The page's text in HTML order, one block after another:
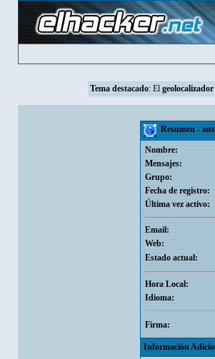
Tema destacado: El geolocalizador
Resumen -
Nombre:
Mensajes:
Grupo:
Fecha de registro:
Última vez activo:
Email:
Web:
Estado actual:
Hora Local:
Idioma:
Firma:
Información